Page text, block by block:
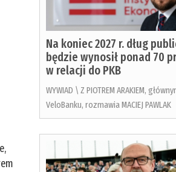
Na koniec 2027 r. dług
będzie wynosił ponad 70
w relacji do PKB
WYWIAD \ Z PIOTREM ARAKIEM,
VeloBanku, rozmawia MACIEJ PAWLAK